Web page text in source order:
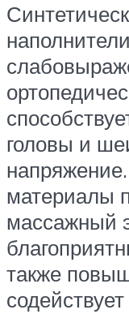
головы и
материалы
массажный
также